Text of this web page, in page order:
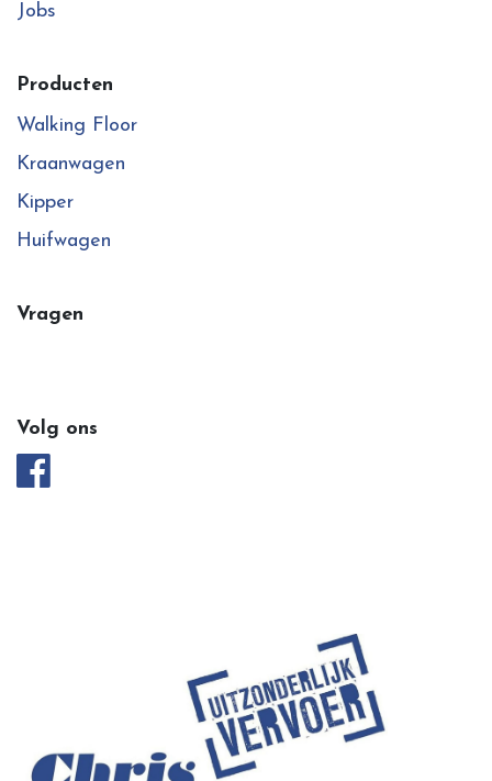
Jobs
Producten
Walking Floor
Kraanwagen
Kipper
Huifwagen
Vragen
Volg ons